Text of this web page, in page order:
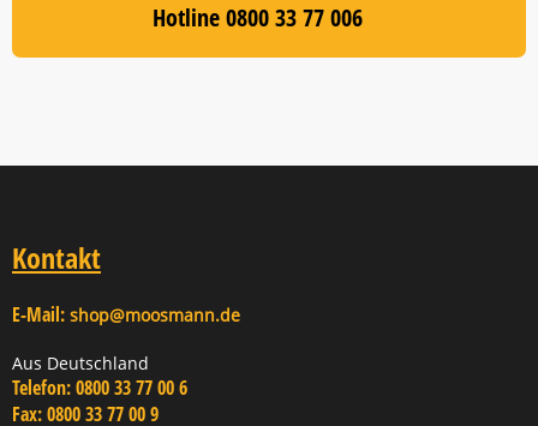
Hotline 0800 33 77 006
Kontakt
E-Mail: shop@moosmann.de
Aus Deutschland
Telefon:0800 33 77 00 6
Fax:0800 33 77 00 9